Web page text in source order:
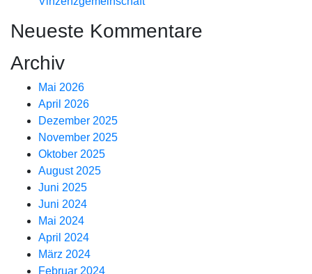
Neueste Kommentare
Archiv
Mai 2026
April 2026
Dezember 2025
November 2025
Oktober 2025
August 2025
Juni 2025
Juni 2024
Mai 2024
April 2024
März 2024
Februar 2024